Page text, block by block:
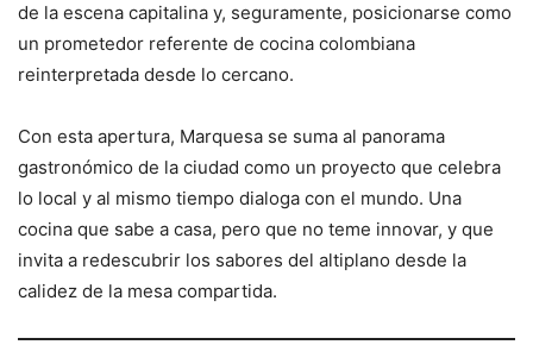
de la escena capitalina y, seguramente, posicionarse como
un prometedor referente de cocina colombiana
reinterpretada desde lo cercano.
Con esta apertura, Marquesa se suma al panorama
gastronómico de la ciudad como un proyecto que celebra
lo local y al mismo tiempo dialoga con el mundo. Una
cocina que sabe a casa, pero que no teme innovar, y que
invita a redescubrir los sabores del altiplano desde la
calidez de la mesa compartida.